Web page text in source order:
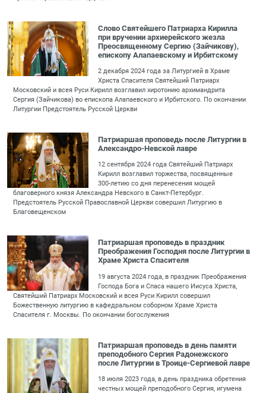
Слово Святейшего Патриарха Кирилла
при вручении архиерейского жезла
Преосвященному Сергию (Зайчикову),
епископу Алапаевскому и Ирбитскому
2 декабря 2024 года за Литургией в Храме
Христа Спасителя Святейший Патриарх
Московский и всея Руси Кирилл возглавил хиротонию архимандрита
Сергия (Зайчикова) во епископа Алапаевского и Ирбитского. По окончании
Литургии Предстоятель Русской Церкви
Патриаршая проповедь после Литургии в
Александро-Невской лавре
12 сентября 2024 года Святейший Патриарх
Кирилл возглавил торжества, посвященные
300-летию со дня перенесения мощей
благоверного князя Александра Невского в Санкт-Петербург.
Предстоятель Русской Православной Церкви совершил Литургию в
Благовещенском
Патриаршая проповедь в праздник
Преображения Господня после Литургии в
Храме Христа Спасителя
19 августа 2024 года, в праздник Преображения
Господа Бога и Спаса нашего Иисуса Христа,
Святейший Патриарх Московский и всея Руси Кирилл совершил
Божественную литургию в кафедральном соборном Храме Христа
Спасителя г. Москвы. По окончании богослужения
Патриаршая проповедь в день памяти
преподобного Сергия Радонежского
после Литургии в Троице-Сергиевой лавре
18 июля 2023 года, в день праздника обретения
честных мощей преподобного Сергия, игумена